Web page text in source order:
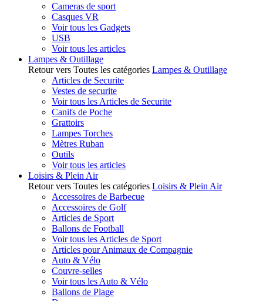
Cameras de sport
Casques VR
Voir tous les Gadgets
USB
Voir tous les articles
Lampes & Outillage
Retour vers Toutes les catégories Lampes & Outillage
Articles de Securite
Vestes de securite
Voir tous les Articles de Securite
Canifs de Poche
Grattoirs
Lampes Torches
Mètres Ruban
Outils
Voir tous les articles
Loisirs & Plein Air
Retour vers Toutes les catégories Loisirs & Plein Air
Accessoires de Barbecue
Accessoires de Golf
Articles de Sport
Ballons de Football
Voir tous les Articles de Sport
Articles pour Animaux de Compagnie
Auto & Vélo
Couvre-selles
Voir tous les Auto & Vélo
Ballons de Plage